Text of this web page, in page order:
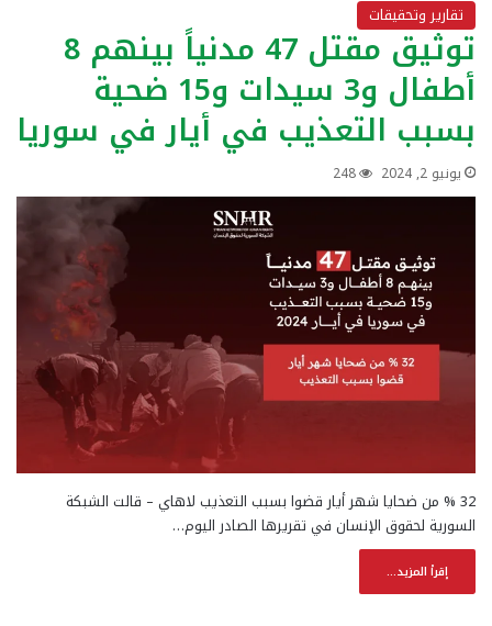
تقارير وتحقيقات
توثيق مقتل 47 مدنياً بينهم 8
أطفال و3 سيدات و15 ضحية
بسبب التعذيب في أيار في سوريا
يونيو 2, 2024 248
32 % من ضحايا شهر أيار قضوا بسبب التعذيب لاهاي – قالت الشبكة
السورية لحقوق الإنسان في تقريرها الصادر اليوم…
إقرأ المزيد...